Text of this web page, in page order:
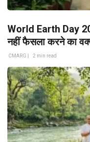
World Earth Day
नहीं फैसला करने का
CMARG | 2 min read